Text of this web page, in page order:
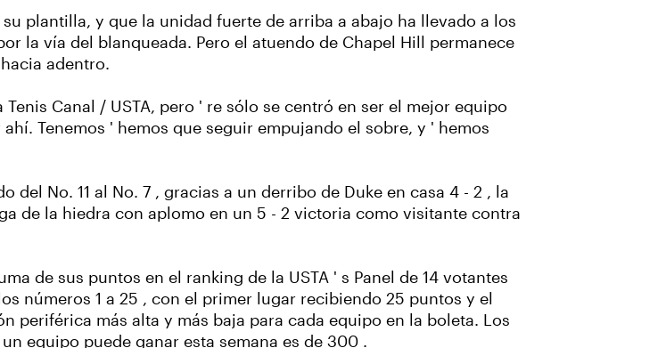
plantilla, y que la unidad fuerte de arriba a abajo ha llevado a los
la vía del blanqueada. Pero el atuendo de Chapel Hill permanece
adentro.
Canal / USTA, pero ' re sólo se centró en ser el mejor equipo
Tenemos ' hemos que seguir empujando el sobre, y ' hemos
No. 11 al No. 7 , gracias a un derribo de Duke en casa 4 - 2 , la
de la hiedra con aplomo en un 5 - 2 victoria como visitante contra
de sus puntos en el ranking de la USTA ' s Panel de 14 votantes
números 1 a 25 , con el primer lugar recibiendo 25 puntos y el
más alta y más baja para cada equipo en la boleta. Los
equipo puede ganar esta semana es de 300 .